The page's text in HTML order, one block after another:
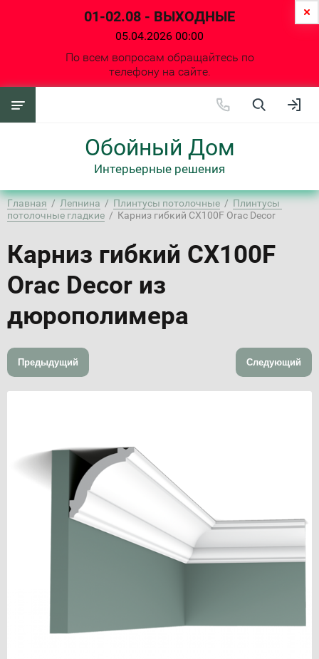
01-02.08 - ВЫХОДНЫЕ
05.04.2026 00:00
По всем вопросам обращайтесь по
телефону на сайте.
Обойный Дом
Интерьерные решения
Главная
  /
Лепнина
  /
Плинтусы потолочные
  /
Плинтусы
потолочные гладкие
  /  Карниз гибкий CX100F Orac Decor
Карниз гибкий CX100F
Orac Decor из
дюрополимера
Предыдущий Следующий